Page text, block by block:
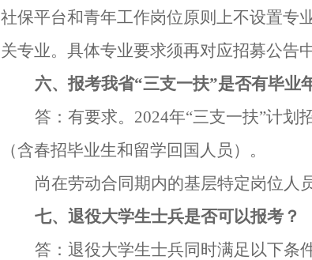
社保平台和青年工作岗位原则上不设置专
关专业。 具体专业要求须再对应招募公告
六、报考我省“三支一扶”是否有毕业
答：有要求。 2024年“三支一扶”计划
（含春招毕业生和留学回国人员）。
尚在劳动合同期内的基层特定岗位人
七、 退役大学生士兵是否可以报考？
答：退役大学生士兵同时满足以下条